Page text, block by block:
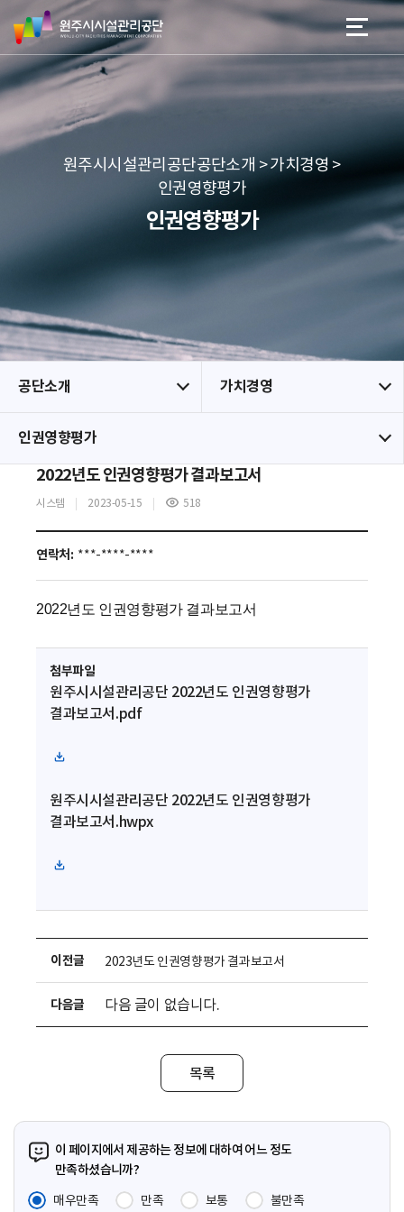
네
비
게
본문 바로가기
메뉴 바로가기
원
주
시
시
설
관
리
원주시시설관리공단공단소개 > 가치경영 >
인권영향평가
인권영향평가
공단소개 가치경영
인권영향평가
2022년도 인권영향평가 결과보고서
시스템 2023-05-15
조
518
연락처: ***-****-****
2022년도 인권영향평가 결과보고서
첨부파일
원주시시설관리공단 2022년도 인권영향평가
결과보고서.pdf
파
다
운
드
원주시시설관리공단 2022년도 인권영향평가
결과보고서.hwpx
파
다
로
이전글 2023년도 인권영향평가 결과보고서
다음글 다음 글이 없습니다.
목록
이 페이지에서 제공하는 정보에 대하여 어느 정도
만족하셨습니까?
매우만족
만족 보통 불만족